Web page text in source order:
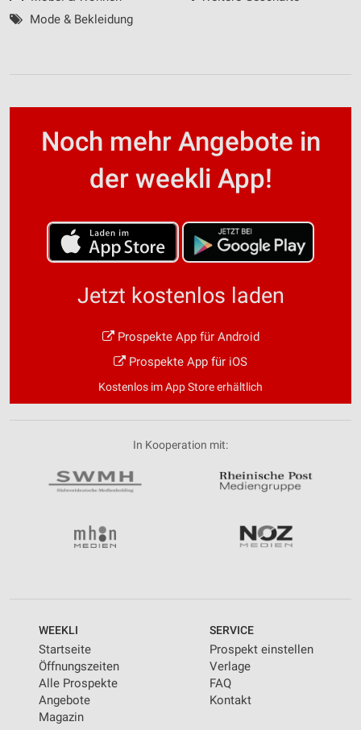
Mode & Bekleidung
Noch mehr Angebote in
der weekli App!
Jetzt kostenlos laden
Prospekte App für Android
Prospekte App für iOS
Kostenlos im App Store erhältlich
In Kooperation mit:
WEEKLI
Startseite
Öffnungszeiten
Alle Prospekte
Angebote
Magazin
SERVICE
Prospekt einstellen
Verlage
FAQ
Kontakt